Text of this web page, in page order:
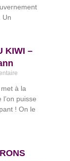
Un
KIWI –
à la
puisse
! On le